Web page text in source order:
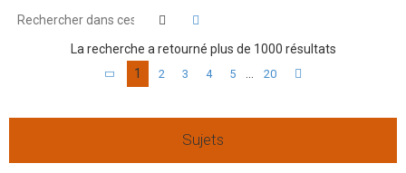
Rechercher
La recherche a retourné plus de 1000 résultats
Page sur 20
1 2 3 4 5 20
Sujets